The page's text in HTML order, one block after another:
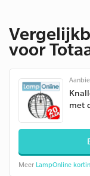
voor
met
Meer LampOnline